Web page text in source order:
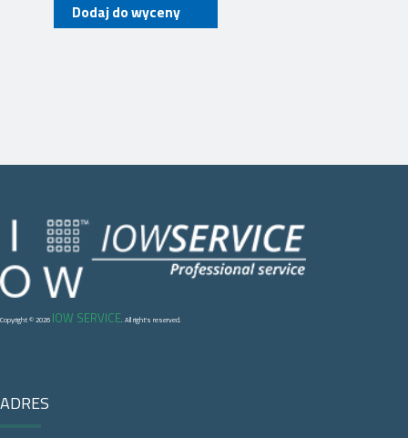
Dodaj do wyceny
Copyright © 2026 IOW SERVICE. All right's reserved.
ADRES